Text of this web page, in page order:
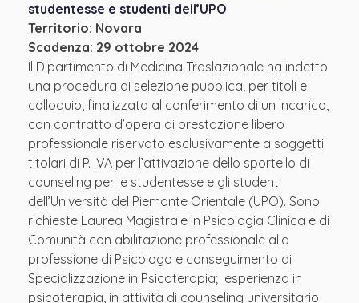
studentesse e studenti dell’UPO
Territorio: Novara
Scadenza: 29 ottobre 2024
Il Dipartimento di Medicina Traslazionale ha indetto
una procedura di selezione pubblica, per titoli e
colloquio, finalizzata al conferimento di un incarico,
con contratto d’opera di prestazione libero
professionale riservato esclusivamente a soggetti
titolari di P. IVA per l’attivazione dello sportello di
counseling per le studentesse e gli studenti
dell’Università del Piemonte Orientale (UPO). Sono
richieste Laurea Magistrale in Psicologia Clinica e di
Comunità con abilitazione professionale alla
professione di Psicologo e conseguimento di
Specializzazione in Psicoterapia; esperienza in
psicoterapia, in attività di counseling universitario